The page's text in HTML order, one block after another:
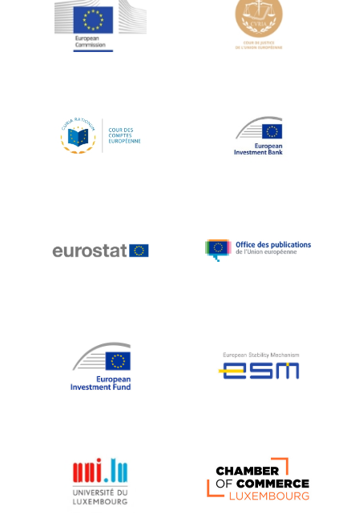
Jean-Louis Schiltz
Jean-Victor Louis
Johnny Åkerholm
Katharien L.C. Hunt
Klaus-Heiner Lehne
Koen LENAERTS
Lars Heikensten
Lucas Papademos
Máire Geoghegan-Quinn